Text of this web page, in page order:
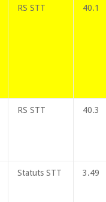
RS STT 40.1
RS STT 40.3
Statuts STT 3.49